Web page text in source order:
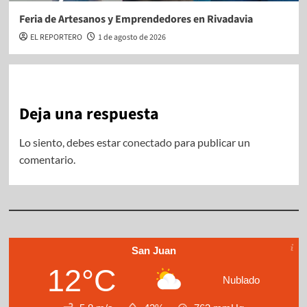
Feria de Artesanos y Emprendedores en Rivadavia
EL REPORTERO 1 de agosto de 2026
Deja una respuesta
Lo siento, debes estarconectadopara publicar un
comentario.
San Juan
12°C Nublado